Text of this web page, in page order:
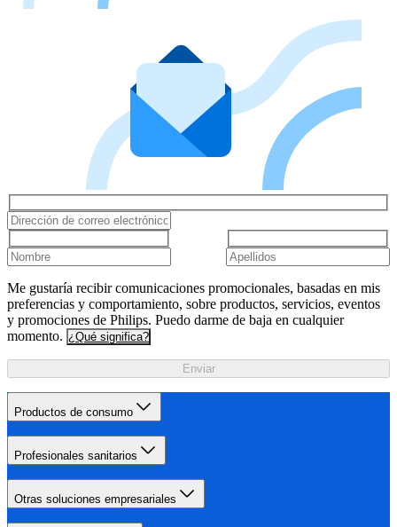
Me gustaría recibir comunicaciones promocionales, basadas en mis
preferencias y comportamiento, sobre productos, servicios, eventos
y promociones de Philips. Puedo darme de baja en cualquier
momento. ¿Qué significa?
Enviar
Productos de consumo
Profesionales sanitarios
Otras soluciones empresariales